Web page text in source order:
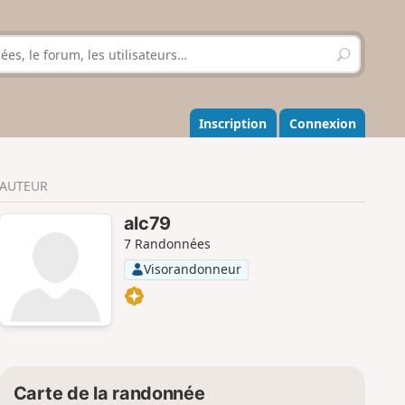
R
e
h
e
r
r
Inscription Connexion
AUTEUR
alc79
7 Randonnées
Visorandonneur
Carte de la randonnée